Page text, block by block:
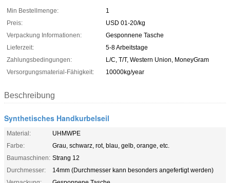
Min Bestellmenge:
1
Preis:
USD 01-20/kg
Verpackung Informationen:
Gesponnene Tasche
Lieferzeit:
5-8 Arbeitstage
Zahlungsbedingungen:
L/C, T/T, Western Union, MoneyGram
Versorgungsmaterial-Fähigkeit:
10000kg/year
Beschreibung
Synthetisches Handkurbelseil
Material:
UHMWPE
Farbe:
Grau, schwarz, rot, blau, gelb, orange, etc.
Baumaschinen: Strang 12
Durchmesser:
14mm (Durchmesser kann besonders angefertigt werden)